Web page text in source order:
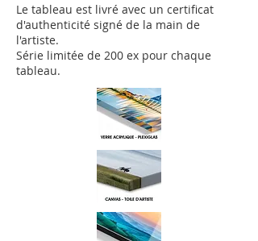
Le tableau est livré avec un certificat
d'authenticité signé de la main de
l'artiste.
Série limitée de 200 ex pour chaque
tableau.